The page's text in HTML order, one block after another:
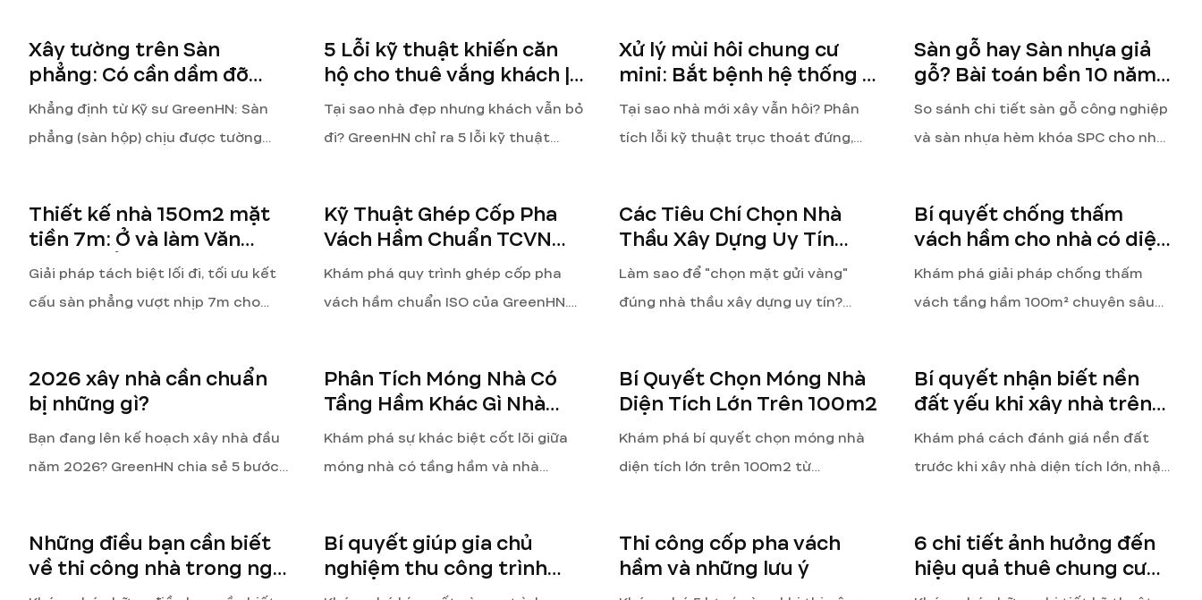
Xây tường trên Sàn
phẳng: Có cần dầm đỡ
phía dưới không?
Khẳng định từ Kỹ sư GreenHN: Sàn
phẳng (sàn hộp) chịu được tường
thay đổi công năng nhà cho thuê
2026.
5 Lỗi kỹ thuật khiến căn
hộ cho thuê vắng khách |
GreenHN
Tại sao nhà đẹp nhưng khách vẫn bỏ
đi? GreenHN chỉ ra 5 lỗi kỹ thuật
đầu tư 2026.
Xử lý mùi hôi chung cư
mini: Bắt bệnh hệ thống &
Giải pháp MEP
Tại sao nhà mới xây vẫn hôi? Phân
tích lỗi kỹ thuật trục thoát đứng,
vụ từ GreenHN.
Sàn gỗ hay Sàn nhựa giả
gỗ? Bài toán bền 10 năm
cho nhà thuê
So sánh chi tiết sàn gỗ công nghiệp
và sàn nhựa hèm khóa SPC cho nhà
chuyên gia GreenHN.
Thiết kế nhà 150m2 mặt
tiền 7m: Ở và làm Văn
phòng đẳng cấp
Giải pháp tách biệt lối đi, tối ưu kết
cấu sàn phẳng vượt nhịp 7m cho
chuyên gia GreenHN.
Kỹ Thuật Ghép Cốp Pha
Vách Hầm Chuẩn TCVN
Bền 70 - 100 Năm
Khám phá quy trình ghép cốp pha
vách hầm chuẩn ISO của GreenHN.
giằng chống chịu lực giúp tầng hầm
vĩnh viễn không thấm, không phình.
Các Tiêu Chí Chọn Nhà
Thầu Xây Dựng Uy Tín
Nhất 2026
Làm sao để "chọn mặt gửi vàng"
đúng nhà thầu xây dựng uy tín?
và đảm bảo chất lượng công trình
cùng GreenHN.
Bí quyết chống thấm
vách hầm cho nhà có diện
tích 100m2
Khám phá giải pháp chống thấm
vách tầng hầm 100m² chuyên sâu
công chuẩn kỹ thuật, đảm bảo tầng
hầm khô ráo, bền vững và an toàn
tuyệt đối.
2026 xây nhà cần chuẩn
bị những gì?
Bạn đang lên kế hoạch xây nhà đầu
năm 2026? GreenHN chia sẻ 5 bước
công suôn sẻ, đúng tiến độ và tối ưu
chi phí.
Phân Tích Móng Nhà Có
Tầng Hầm Khác Gì Nhà
Không Hầm?
Khám phá sự khác biệt cốt lõi giữa
móng nhà có tầng hầm và nhà
thi công và giải pháp chuyên sâu để
đảm bảo tầng hầm vững chắc, khô
Bí Quyết Chọn Móng Nhà
Diện Tích Lớn Trên 100m2
Khám phá bí quyết chọn móng nhà
diện tích lớn trên 100m2 từ
hưởng, và giải pháp kỹ thuật đảm
bảo công trình kiên cố, bền vững
Bí quyết nhận biết nền
đất yếu khi xây nhà trên
100m2
Khám phá cách đánh giá nền đất
trước khi xây nhà diện tích lớn, nhận
khảo sát chuyên sâu và giải pháp
móng tối ưu, đảm bảo công trình
Những điều bạn cần biết
về thi công nhà trong ngõ
nhỏ mới nhất 2026
Bí quyết giúp gia chủ
nghiệm thu công trình
chuẩn xác
Thi công cốp pha vách
hầm và những lưu ý
6 chi tiết ảnh hưởng đến
hiệu quả thuê chung cư
mini chủ đầu tư nên tránh